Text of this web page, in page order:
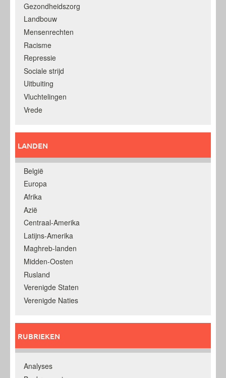
Gezondheidszorg
Landbouw
Mensenrechten
Racisme
Repressie
Sociale strijd
Uitbuiting
Vluchtelingen
Vrede
LANDEN
België
Europa
Afrika
Azië
Centraal-Amerika
Latijns-Amerika
Maghreb-landen
Midden-Oosten
Rusland
Verenigde Staten
Verenigde Naties
RUBRIEKEN
Analyses